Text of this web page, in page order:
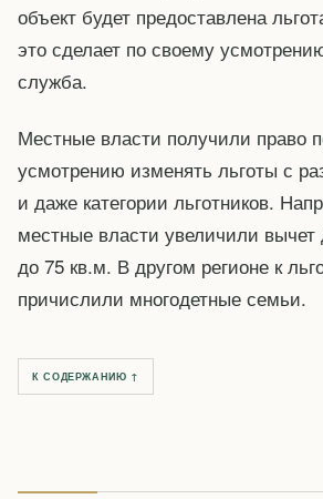
объект будет предоставлена
это сделает по своему
служба.
Местные власти получили право
усмотрению изменять льготы с
и даже категории льготников.
местные власти увеличили
до 75 кв.м. В другом регионе к
причислили многодетные семьи.
К СОДЕРЖАНИЮ ↑